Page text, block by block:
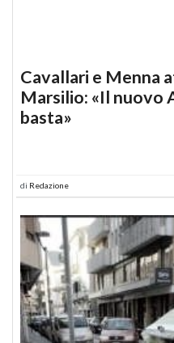
Cavallari e Menna
Marsilio: «Il nuovo
basta»
di Redazione